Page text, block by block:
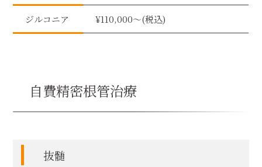
ジルコニア ¥110,000〜(税込)
自費精密根管治療
抜髄